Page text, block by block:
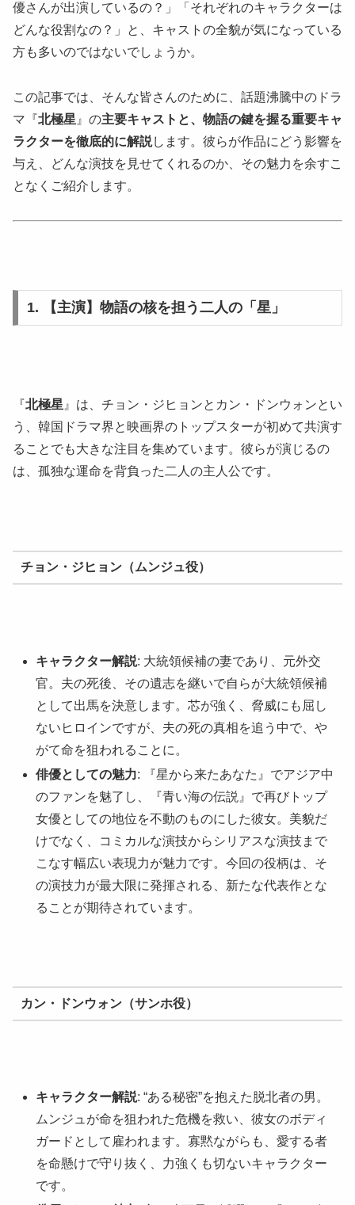
優さんが出演しているの？」「それぞれのキャラクターは
どんな役割なの？」と、キャストの全貌が気になっている
方も多いのではないでしょうか。
この記事では、そんな皆さんのために、話題沸騰中のドラ
マ『北極星 』の主要キャストと、物語の鍵を握る重要キャ
ラクターを徹底的に解説します。彼らが作品にどう影響を
与え、どんな演技を見せてくれるのか、その魅力を余すこ
となくご紹介します。
1. 【主演】物語の核を担う二人の「星」
『北極星 』は、チョン・ジヒョンとカン・ドンウォンとい
う、韓国ドラマ界と映画界のトップスターが初めて共演す
ることでも大きな注目を集めています。彼らが演じるの
は、孤独な運命を背負った二人の主人公です。
チョン・ジヒョン（ムンジュ役）
キャラクター解説: 大統領候補の妻であり、元外交
官。夫の死後、その遺志を継いで自らが大統領候補
として出馬を決意します。芯が強く、脅威にも屈し
ないヒロインですが、夫の死の真相を追う中で、や
がて命を狙われることに。
俳優としての魅力: 『星から来たあなた』でアジア中
のファンを魅了し、『青い海の伝説』で再びトップ
女優としての地位を不動のものにした彼女。美貌だ
けでなく、コミカルな演技からシリアスな演技まで
こなす幅広い表現力が魅力です。今回の役柄は、そ
の演技力が最大限に発揮される、新たな代表作とな
ることが期待されています。
カン・ドンウォン（サンホ役）
キャラクター解説: “ある秘密”を抱えた脱北者の男。
ムンジュが命を狙われた危機を救い、彼女のボディ
ガードとして雇われます。寡黙ながらも、愛する者
を命懸けで守り抜く、力強くも切ないキャラクター
です。